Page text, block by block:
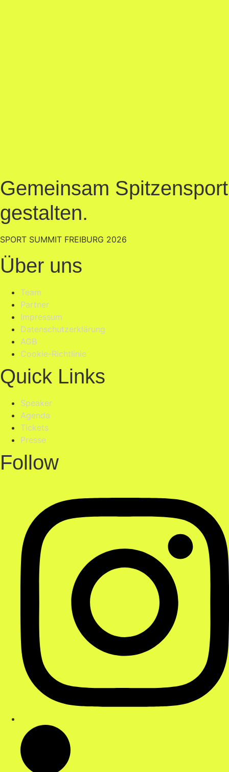
Gemeinsam Spitzensport
gestalten.
SPORT SUMMIT FREIBURG 2026
Über uns
Team
Partner
Impressum
Datenschutzerklärung
AGB
Cookie-Richtlinie
Quick Links
Speaker
Agenda
Tickets
Presse
Follow